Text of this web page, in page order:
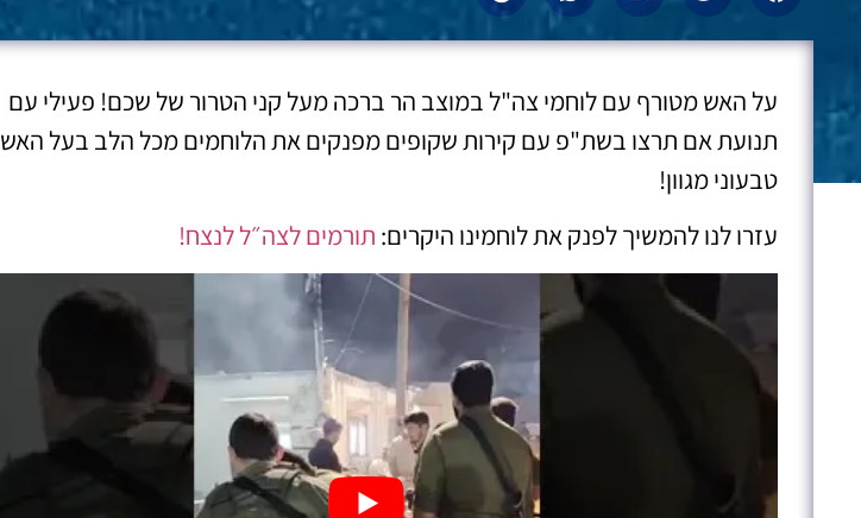
על האש מטורף עם לוחמי צה"ל במוצב הר ברכה מעל קני הטרור של שכם! פעילי עם
תנועת אם תרצו בשת"פ עם קירות שקופים מפנקים את הלוחמים מכל הלב בעל האש
טבעוני מגוון!
עזרו לנו להמשיך לפנק את לוחמינו היקרים: תורמים לצה״ל לנצח!